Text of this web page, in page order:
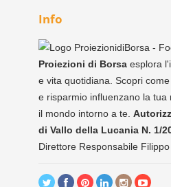
Info
Proiezioni di Borsa esplora
e vita quotidiana. Scopri
e risparmio influenzano la tua
il mondo intorno a te.
di Vallo della Lucania N. 1/
Direttore Responsabile